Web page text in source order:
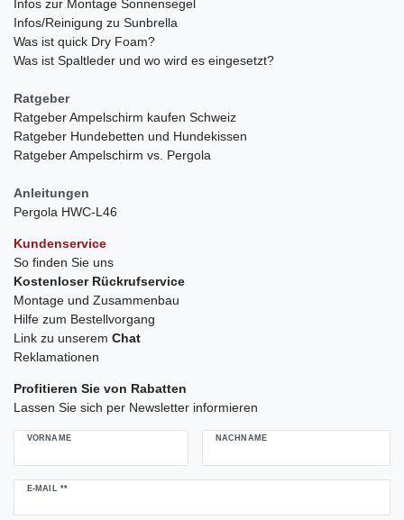
Infos zur Montage Sonnensegel
Infos/Reinigung zu Sunbrella
Was ist quick Dry Foam?
Was ist Spaltleder und wo wird es eingesetzt?
Ratgeber
Ratgeber Ampelschirm kaufen Schweiz
Ratgeber Hundebetten und Hundekissen
Ratgeber Ampelschirm vs. Pergola
Anleitungen
Pergola HWC-L46
Kundenservice
So finden Sie uns
Kostenloser Rückrufservice
Montage und Zusammenbau
Hilfe zum Bestellvorgang
Link zu unserem Chat
Reklamationen
Profitieren Sie von Rabatten
Lassen Sie sich per Newsletter informieren
VORNAME NACHNAME
E-MAIL **
Newsletter